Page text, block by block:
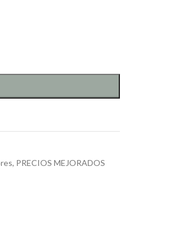
, PRECIOS MEJORADOS